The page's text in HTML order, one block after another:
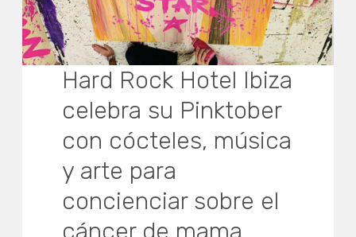
Hard Rock Hotel Ibiza
celebra su Pinktober
con cócteles, música
y arte para
concienciar sobre el